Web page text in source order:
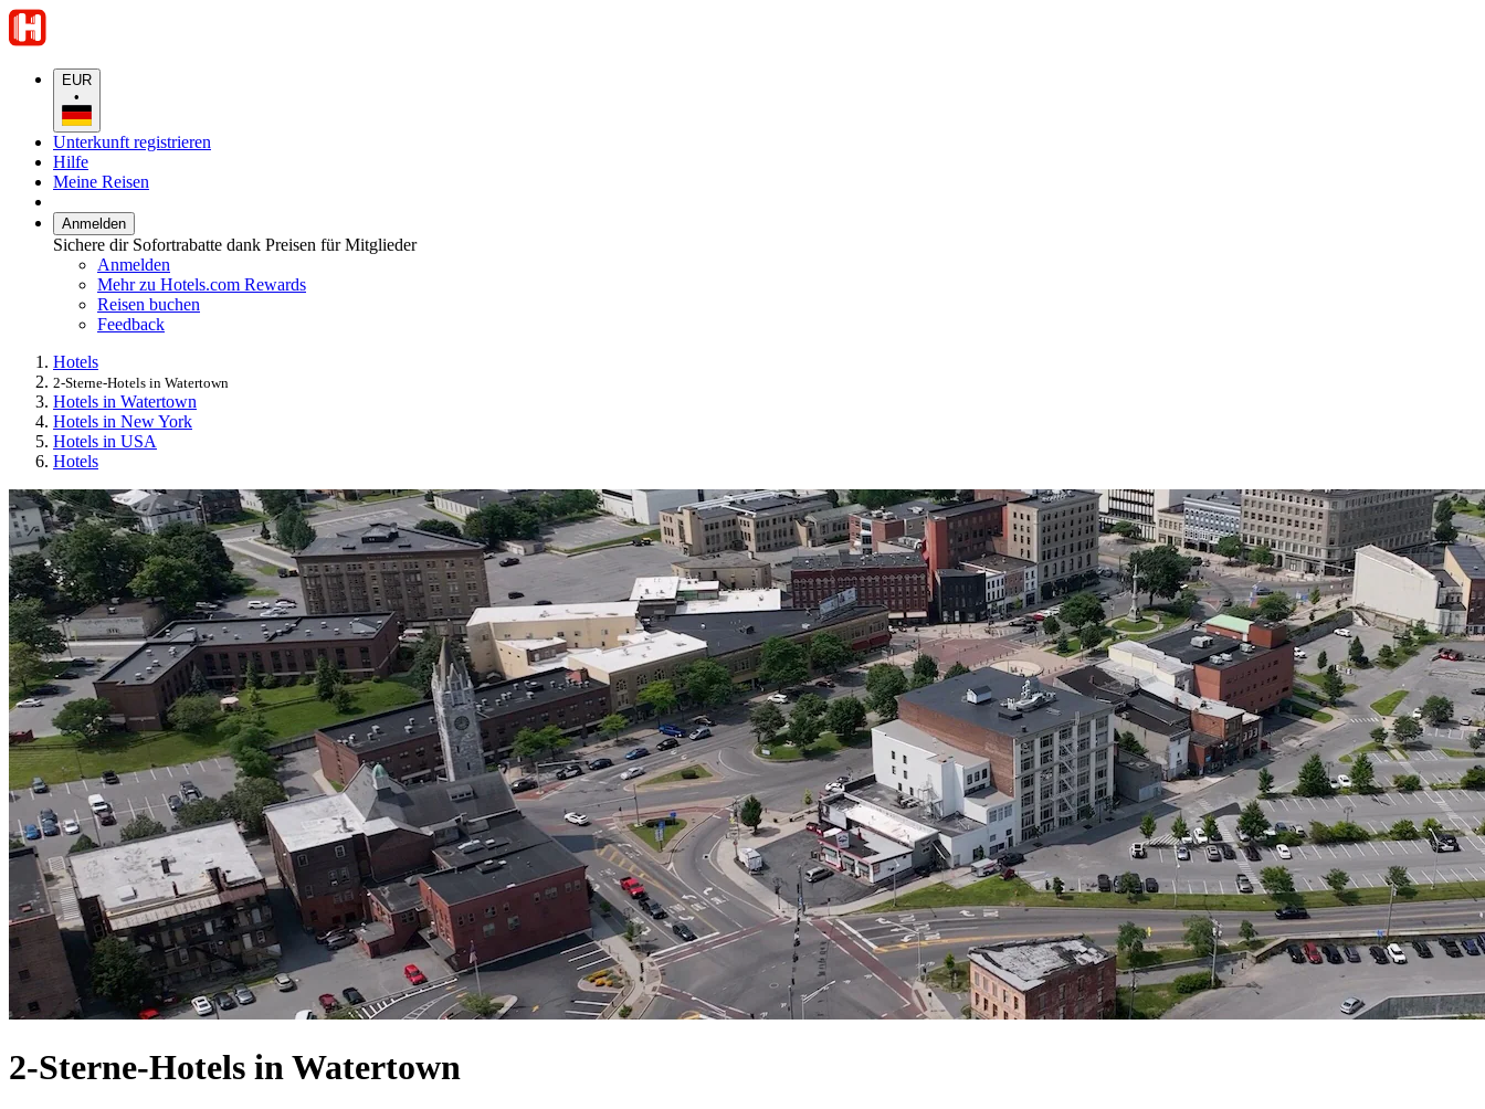
EUR
•
Unterkunft registrieren
Hilfe
Meine Reisen
Anmelden
Sichere dir Sofortrabatte dank Preisen für Mitglieder
Anmelden
Mehr zu Hotels.com Rewards
Reisen buchen
Feedback
Hotels
2-Sterne-Hotels in Watertown
Hotels in Watertown
Hotels in New York
Hotels in USA
Hotels
2-Sterne-Hotels in Watertown